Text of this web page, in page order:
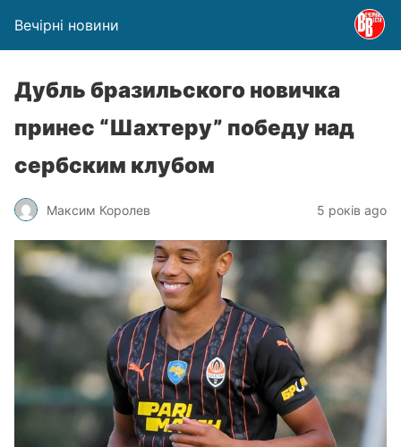
Вечірні новини
Дубль бразильского новичка
принес “Шахтеру” победу над
сербским клубом
Максим Королев 5 років ago